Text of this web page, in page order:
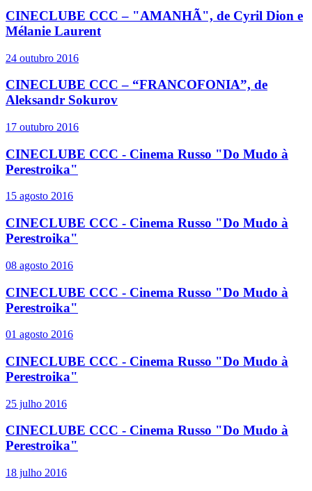
CINECLUBE CCC – "AMANHÃ", de Cyril Dion e
Mélanie Laurent
24 outubro 2016
CINECLUBE CCC – “FRANCOFONIA”, de
Aleksandr Sokurov
17 outubro 2016
CINECLUBE CCC - Cinema Russo "Do Mudo à
Perestroika"
15 agosto 2016
CINECLUBE CCC - Cinema Russo "Do Mudo à
Perestroika"
08 agosto 2016
CINECLUBE CCC - Cinema Russo "Do Mudo à
Perestroika"
01 agosto 2016
CINECLUBE CCC - Cinema Russo "Do Mudo à
Perestroika"
25 julho 2016
CINECLUBE CCC - Cinema Russo "Do Mudo à
Perestroika"
18 julho 2016